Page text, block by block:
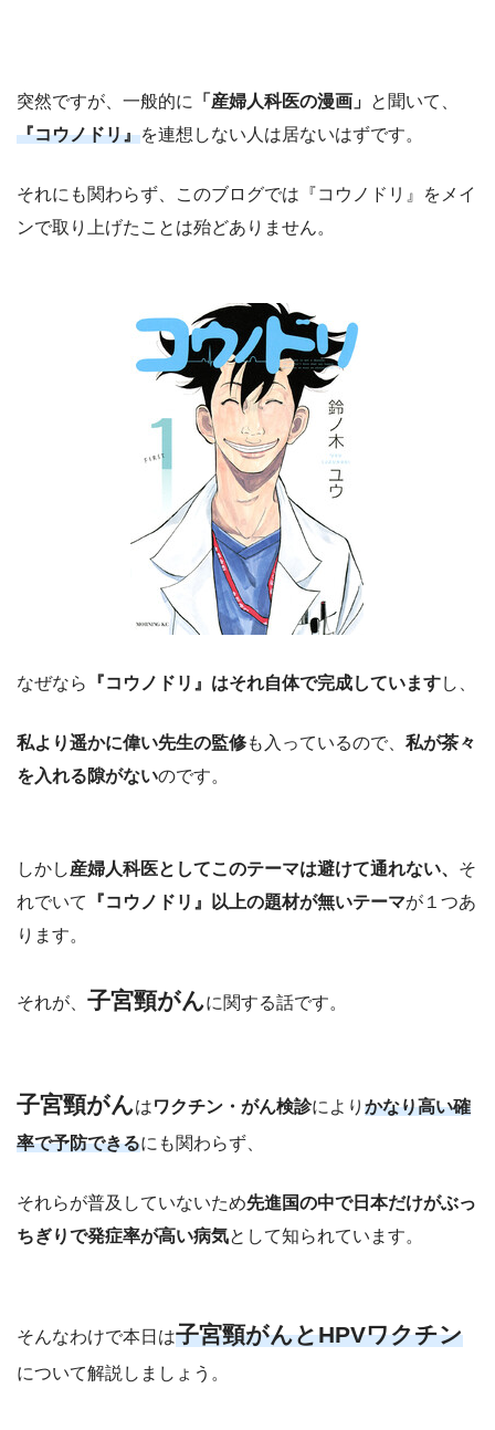
突然ですが、一般的に 「産婦人科医の漫画」 と聞いて、
『コウノドリ』を連想しない人は居ないはずです。
それにも関わらず、このブログでは『コウノドリ』をメイ
ンで取り上げたことは殆どありません。
なぜなら 『コウノドリ』はそれ自体で完成していますし、
私より遥かに偉い先生の監修も入っているので、 私が茶々
を入れる隙がないのです。
しかし産婦人科医としてこのテーマは避けて通れない、 そ
れでいて
『コウノドリ』以上の題材が無いテーマが１つあ
ります。
それが、 子宮頸がんに関する話です。
子宮頸がんはワクチン・がん検診により かなり高い確
率で予防できるにも関わらず、
それらが普及していないため先進国の中で日本だけがぶっ
ちぎりで発症率が高い病気として知られています。
そんなわけで本日は子宮頸がんとHPVワクチン
について解説しましょう。